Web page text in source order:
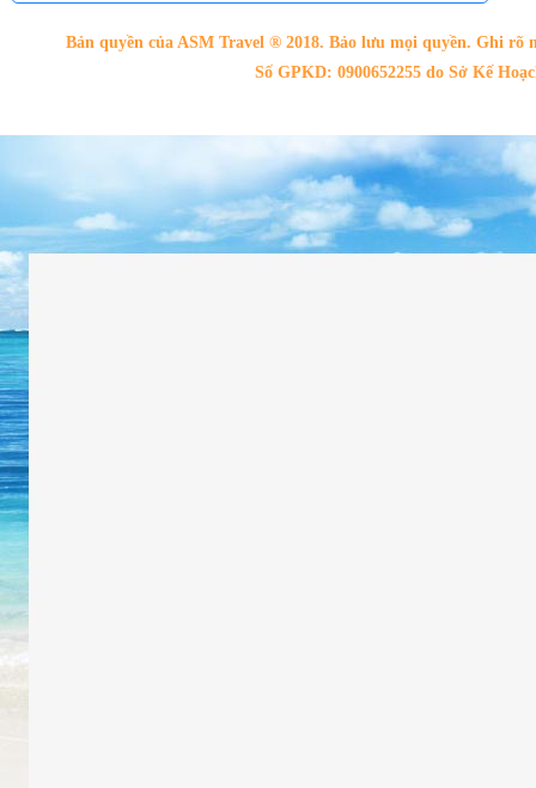
Bản quyền của ASM Travel ® 2018. Bảo lưu mọi quyền. Ghi
Số GPKD: 0900652255 do Sở Kế